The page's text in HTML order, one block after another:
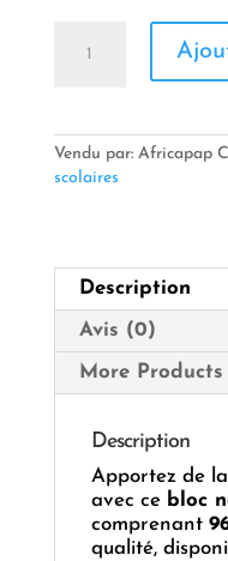
Spiral
96
Vendu par: Africapap
scolaires
Description
Avis (0)
More Products
Description
Apportez de
avec ce bloc
comprenant
qualité,